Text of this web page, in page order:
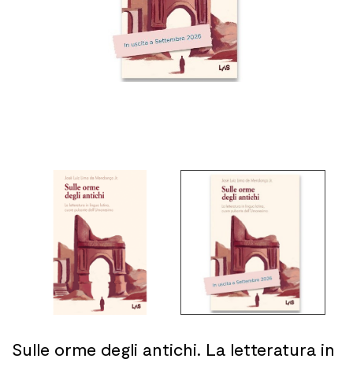
Sulle orme degli antichi. La letteratura in